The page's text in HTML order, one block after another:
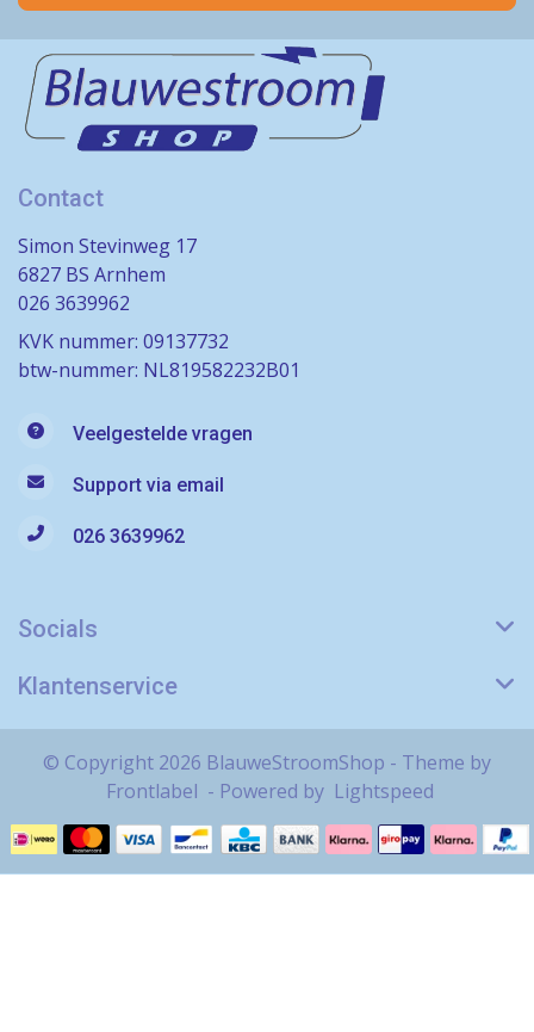
Contact
Simon Stevinweg 17
6827 BS Arnhem
026 3639962
KVK nummer: 09137732
btw-nummer: NL819582232B01
Veelgestelde vragen
Support via email
026 3639962
Socials
Klantenservice
© Copyright 2026 BlauweStroomShop - Theme by
Frontlabel - Powered by Lightspeed